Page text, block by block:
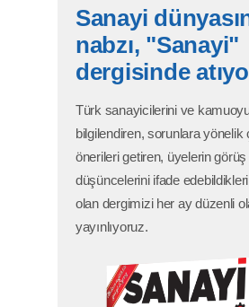
Sanayi
nabzı, "Sanayi"
dergisinde
Türk sanayicilerini ve
bilgilendiren, sorunlara yönelik
önerileri getiren, üyelerin
düşüncelerini ifade
olan dergimizi her ay düzenli
yayınlıyoruz.